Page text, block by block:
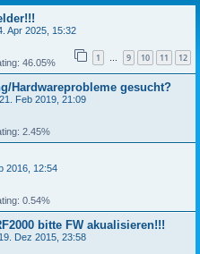
Apr 2025, 15:32
1 … 9 10 11 12
46.05%
Hardwareprobleme gesucht?
Feb 2019, 21:09
2.45%
2016, 12:54
0.54%
bitte FW akualisieren!!!
Dez 2015, 23:58